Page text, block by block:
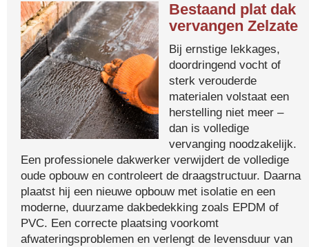
Bestaand plat dak
vervangen Zelzate
Bij ernstige lekkages,
doordringend vocht of
sterk verouderde
materialen volstaat een
herstelling niet meer –
dan is volledige
vervanging noodzakelijk.
Een professionele dakwerker verwijdert de volledige
oude opbouw en controleert de draagstructuur. Daarna
plaatst hij een nieuwe opbouw met isolatie en een
moderne, duurzame dakbedekking zoals EPDM of
PVC. Een correcte plaatsing voorkomt
afwateringsproblemen en verlengt de levensduur van